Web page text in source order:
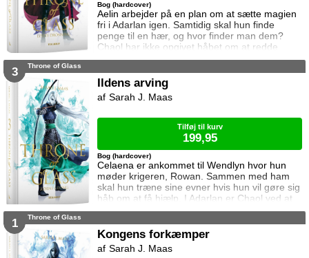
Aelin arbejder på en plan om at sætte magien
fri i Adarlan igen. Samtidig skal hun finde
penge til en hær, og hvor finder man dem?
Chaol har ikke opgivet håbet om at redde
Dorian. Det bliver dog konstant sværere at
ønskedrøm, for prinsen lader til at have
opgivet kampen. Manon plages af
samvittighedskvaler og presses fra alle sider.
Bog (hardcover)
3 Throne of Glass
Ildens arving
Celaena er ankommet til Wendlyn hvor hun
møder krigeren, Rowan. Sammen med ham
skal hun træne sine evner hvis hun vil gøre sig
håb om at få hjælp. I Adarlan er Chaol ved at
finde sin efterfølger. Han er dog slet ikke klar
som han nu prøver at beskytte mere end før.
Dorian har lagt afstand til Chaol siden Chaol
opdagede hans magi. Han prøver at
Bog (hardcover)
Sarah J. Maas
Tilføj til kurv
199,95
1 Throne of Glass
Kongens forkæmper
Sarah J. Maas